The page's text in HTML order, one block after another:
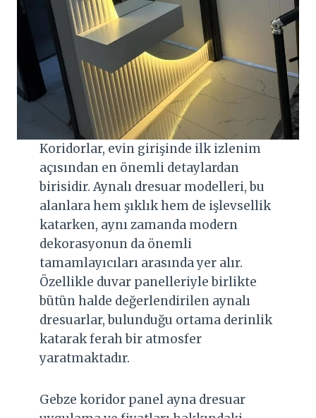
Koridorlar, evin girişinde ilk izlenim
açısından en önemli detaylardan
birisidir. Aynalı dresuar modelleri, bu
alanlara hem şıklık hem de işlevsellik
katarken, aynı zamanda modern
dekorasyonun da önemli
tamamlayıcıları arasında yer alır.
Özellikle duvar panelleriyle birlikte
bütün halde değerlendirilen aynalı
dresuarlar, bulunduğu ortama derinlik
katarak ferah bir atmosfer
yaratmaktadır.
Gebze koridor panel ayna dresuar